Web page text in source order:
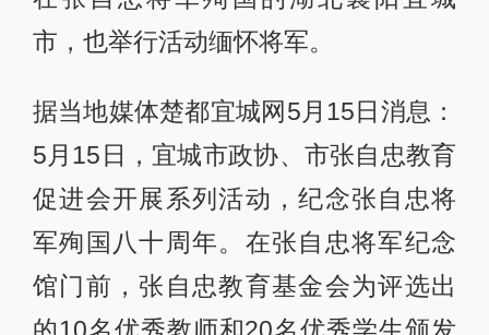
市，也举行活动缅怀将军。
据当地媒体楚都宜城网5月15日消息：
5月15日，宜城市政协、市张自忠教育
促进会开展系列活动，纪念张自忠将
军殉国八十周年。在张自忠将军纪念
馆门前，张自忠教育基金会为评选出
的10名优秀教师和20名优秀学生颁发